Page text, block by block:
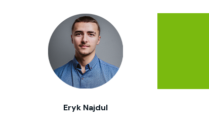
Eryk Najdul